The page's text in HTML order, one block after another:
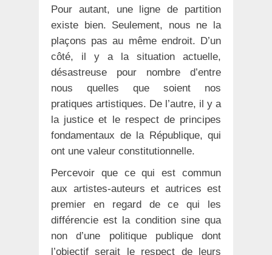
Pour autant, une ligne de partition
existe bien. Seulement, nous ne la
plaçons pas au même endroit. D’un
côté, il y a la situation actuelle,
désastreuse pour nombre d’entre
nous quelles que soient nos
pratiques artistiques. De l’autre, il y a
la justice et le respect de principes
fondamentaux de la République, qui
ont une valeur constitutionnelle.
Percevoir que ce qui est commun
aux artistes-auteurs et autrices est
premier en regard de ce qui les
différencie est la condition sine qua
non d’une politique publique dont
l’objectif serait le respect de leurs